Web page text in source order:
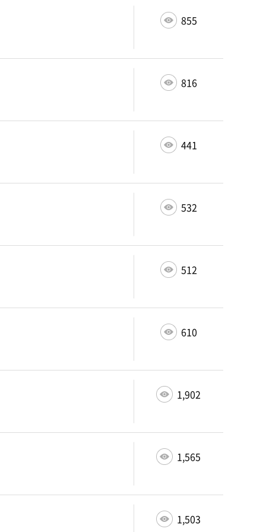
855
816
441
532
512
610
1,902
1,565
1,503